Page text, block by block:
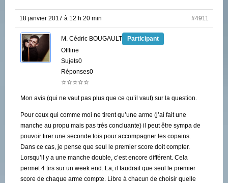
18 janvier 2017 à 12 h 20 min #4911
M. Cédric BOUGAULT
Participant
Offline
Sujets0
Réponses0
☆☆☆☆☆
Mon avis (qui ne vaut pas plus que ce qu’il vaut) sur la question.
Pour ceux qui comme moi ne tirent qu’une arme (j’ai fait une
manche au propu mais pas très concluante) il peut être sympa de
pouvoir tirer une seconde fois pour accompagner les copains.
Dans ce cas, je pense que seul le premier score doit compter.
Lorsqu’il y a une manche double, c’est encore différent. Cela
permet 4 tirs sur un week end. La, il faudrait que seul le premier
score de chaque arme compte. Libre à chacun de choisir quelle